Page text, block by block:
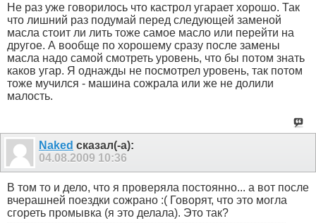
Не раз уже говорилось что кастрол угарает хорошо. Так
что лишний раз подумай перед следующей заменой
масла стоит ли лить тоже самое масло или перейти на
другое. А вообще по хорошему сразу после замены
масла надо самой смотреть уровень, что бы потом знать
каков угар. Я однажды не посмотрел уровень, так потом
тоже мучился - машина сожрала или же не долили
малость.
Naked сказал(-а):
04.08.2009 10:36
В том то и дело, что я проверяла постоянно... а вот после
вчерашней поездки сожрано :( Говорят, что это могла
сгореть промывка (я это делала). Это так?